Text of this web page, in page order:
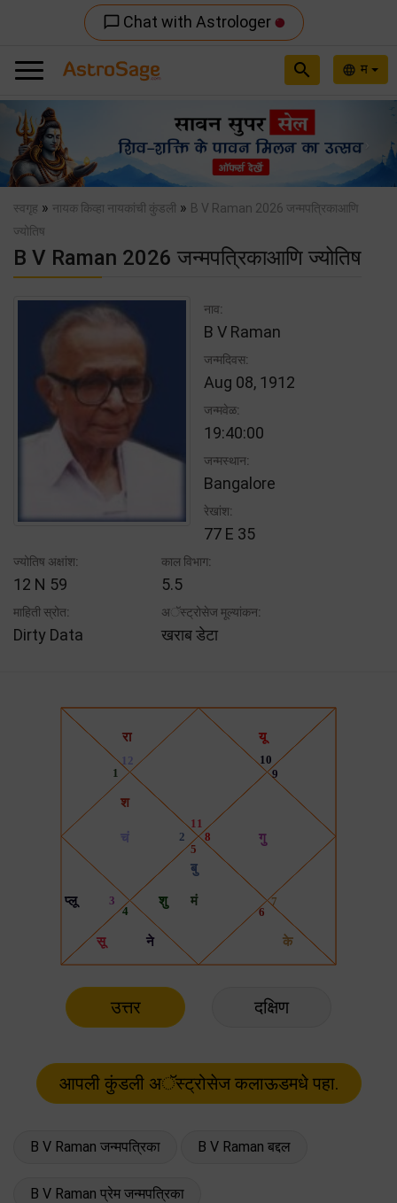
chat_bubble_outline Chat with Astrologer
language म
search
Previous
स्वगृह » नायक किव्हा नायकांची कुंडली » B V Raman 2026 जन्मपत्रिकाआणि
ज्योतिष
B V Raman 2026 जन्मपत्रिकाआणि ज्योतिष
नाव:
B V Raman
जन्मदिवस:
Aug 08, 1912
जन्मवेळ:
19:40:00
जन्मस्थान:
Bangalore
रेखांश:
77 E 35
ज्योतिष अक्षांश:
12 N 59
काल विभाग:
5.5
माहिती स्रोत:
Dirty Data
अॅस्ट्रोसेज मूल्यांकन:
खराब डेटा
उत्तर दक्षिण
B V Raman जन्मपत्रिका B V Raman बद्दल
B V Raman प्रेम जन्मपत्रिका